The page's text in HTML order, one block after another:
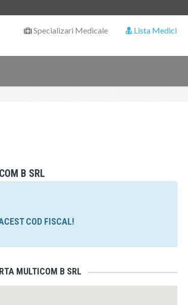
Specializari Medicale Lista Medici
B SRL
COD FISCAL!
MULTICOM B SRL